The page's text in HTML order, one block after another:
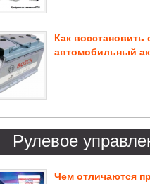
Как восстановить
автомобильный
Рулевое
Чем отличаются